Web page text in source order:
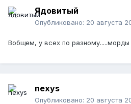
Ядовитый
Опубликовано: 20 августа
Вобщем, у всех по разному.....морды
nexys
Опубликовано: 20 августа